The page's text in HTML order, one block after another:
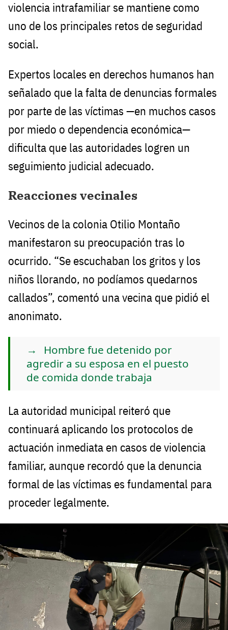
violencia intrafamiliar se mantiene como
uno de los principales retos de seguridad
social.
Expertos locales en derechos humanos han
señalado que la falta de denuncias formales
por parte de las víctimas —en muchos casos
por miedo o dependencia económica—
dificulta que las autoridades logren un
seguimiento judicial adecuado.
Reacciones vecinales
Vecinos de la colonia Otilio Montaño
manifestaron su preocupación tras lo
ocurrido. “Se escuchaban los gritos y los
niños llorando, no podíamos quedarnos
callados”, comentó una vecina que pidió el
anonimato.
Hombre fue detenido por
agredir a su esposa en el puesto
de comida donde trabaja
La autoridad municipal reiteró que
continuará aplicando los protocolos de
actuación inmediata en casos de violencia
familiar, aunque recordó que la denuncia
formal de las víctimas es fundamental para
proceder legalmente.